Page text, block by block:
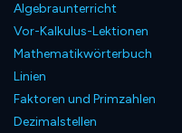
Algebraunterricht
Vor-Kalkulus-Lektionen
Mathematikwörterbuch
Linien
Faktoren und Primzahlen
Dezimalstellen